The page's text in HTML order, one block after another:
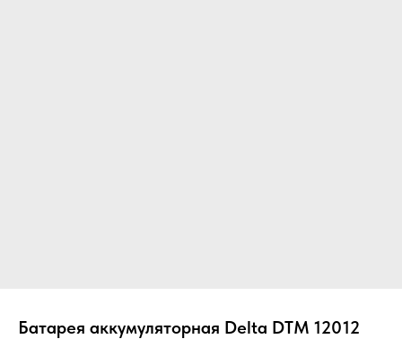
Батарея аккумуляторная Delta DTM 12012